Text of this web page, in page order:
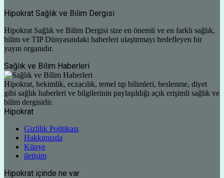
Hipokrat Sağlık ve Bilim Dergisi
Hipokrat Sağlık ve Bilim Dergisi size en önemli ve en farklı sağlık,
bilim ve TIP Dünyasındaki haberleri ulaştırmayı hedefleyen bir
yayın organıdır.
Sağlık ve Bilim Haberleri
Hipokrat, hekimlik, eczacılık, temel tıp bilimleri, beslenme, diyet
gibi sağlık haberleri ve bilgilerinin paylaşıldığı açık erişimli sağlık ve
bilim dergisidir.
Hipokrat
Gizlilik Politikası
Hakkımızda
Künye
iletişim
Hipokrat içinde ne var